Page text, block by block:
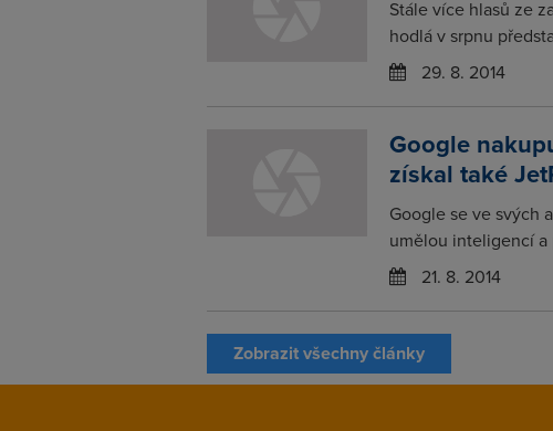
Stále více hlasů ze
hodlá v srpnu
29. 8. 2014
Google
získal také
Google se ve svých
umělou inteligencí a
21. 8. 2014
Zobrazit všechny články